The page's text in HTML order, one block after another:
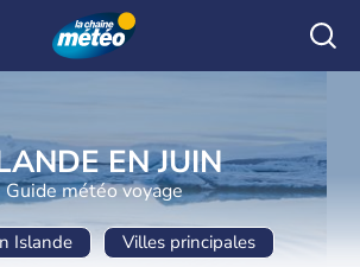
EN JUIN
Guide météo voyage
Islande Villes principales